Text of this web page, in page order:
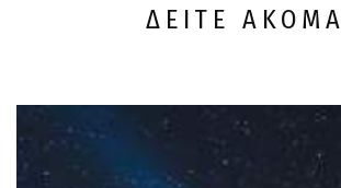
ΔΕΙΤΕ ΑΚΟΜΑ